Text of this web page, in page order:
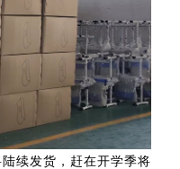
续发货，赶在开学季将